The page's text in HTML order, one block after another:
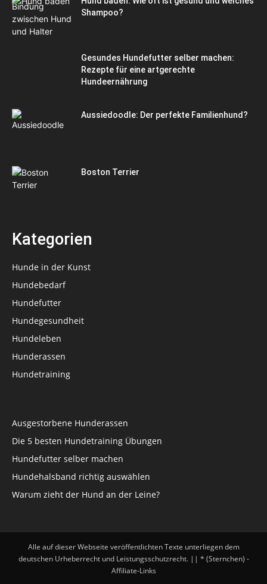
Shampoo?
Gesundes Hundefutter selber machen:
Rezepte für eine artgerechte
Hundeernährung
Aussiedoodle: Der perfekte Familienhund?
Boston Terrier
Kategorien
Hunde in der Kunst
Hundebedarf
Hundefutter
Hundegesundheit
Hundeleben
Hunderassen
Hundetraining
Ausgestorbene Hunderassen
Die 5 besten Hundetraining Übungen
Hundefutter selber machen
Hundehalsband richtig auswählen
Warum zieht der Hund an der Leine?
Alle auf dieser Webseite veröffentlichten Texte unterliegen dem
deutschen Urheberrecht und Leistungsschutzrecht. || * (Sternchen) -
Affiliate-Links